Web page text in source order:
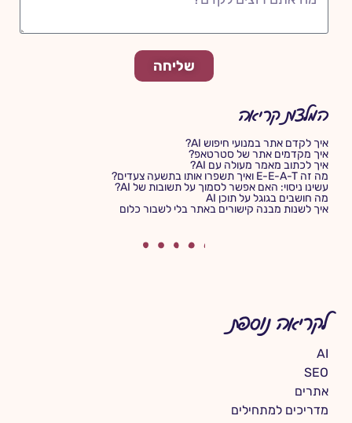
המלצות קריאה
איך לקדם אתר במנועי חיפוש AI?
איך מקדמים אתר של סטרטאפ?
איך לכתוב מאמר מעולה עם AI?
מה זה E-E-A-T ואיך תשפרו אותו בתשעה צעדים?
עשינו ניסוי: האם אפשר לסמוך על תשובות של AI?
מה חושבים בגוגל על תוכן AI
איך לשנות מבנה קישורים באתר בלי לשבור כלום
לקריאה נוספת
AI
SEO
אתרים
מדריכים למתחילים
שליחה